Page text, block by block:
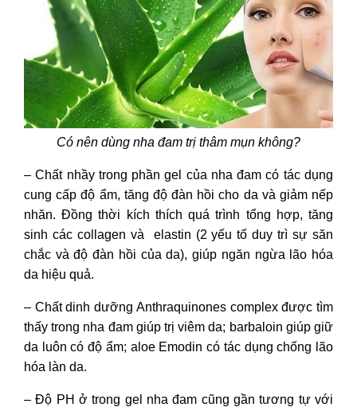
Có nên dùng nha đam trị thâm mụn không?
– Chất nhầy trong phần gel của nha đam có tác dụng
cung cấp độ ẩm, tăng độ đàn hồi cho da và giảm nếp
nhăn. Đồng thời kích thích quá trình tổng hợp, tăng
sinh các collagen và elastin (2 yếu tố duy trì sự săn
chắc và độ đàn hồi của da), giúp ngăn ngừa lão hóa
da hiệu quả.
– Chất dinh dưỡng Anthraquinones complex được tìm
thấy trong nha đam giúp trị viêm da; barbaloin giúp giữ
da luôn có độ ẩm; aloe Emodin có tác dụng chống lão
hóa làn da.
– Độ PH ở trong gel nha đam cũng gần tương tự với